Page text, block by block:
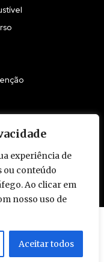
experiência de
ou conteúdo
Ao clicar em
nosso uso de
Aceitar todos
reservados. Brasil.